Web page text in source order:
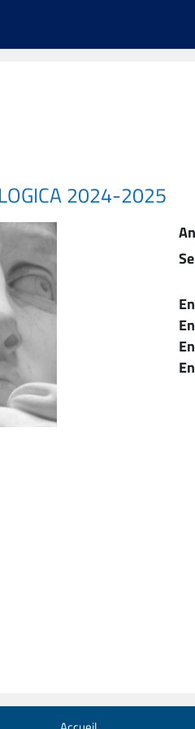
2024-2025